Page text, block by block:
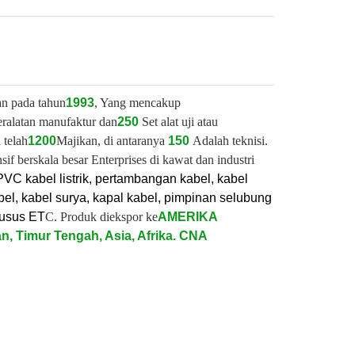
pada tahun1993, Yang mencakup
manufaktur dan250 Set alat uji atau
1200Majikan, di antaranya 150 Adalah teknisi.
berskala besar Enterprises di kawat dan industri
kabel listrik, pertambangan kabel, kabel
kabel surya, kapal kabel, pimpinan selubung
ETC. Produk diekspor keAMERIKA
Timur Tengah, Asia, Afrika. CNA